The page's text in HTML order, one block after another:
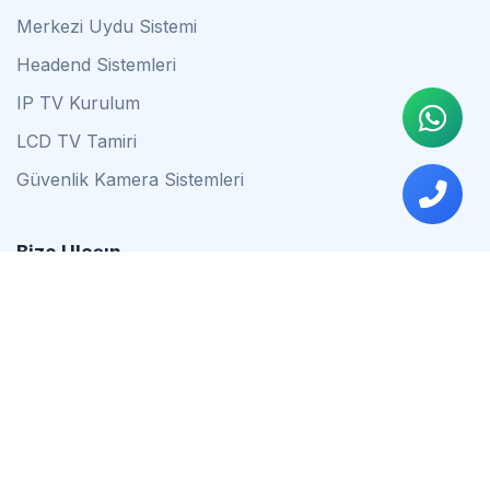
Merkezi Uydu Sistemi
Headend Sistemleri
IP TV Kurulum
LCD TV Tamiri
Güvenlik Kamera Sistemleri
Bize Ulaşın